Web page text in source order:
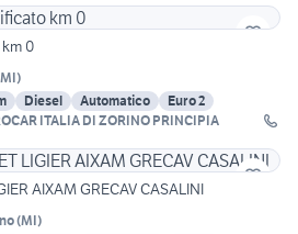
0
MI)
Diesel Automatico
Euro 2
ITALIA DI ZORINO PRINCIPIA
AIXAM GRECAV CASALINI
(MI)